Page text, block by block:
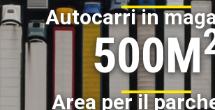
Autocarri in
500M
Area per il